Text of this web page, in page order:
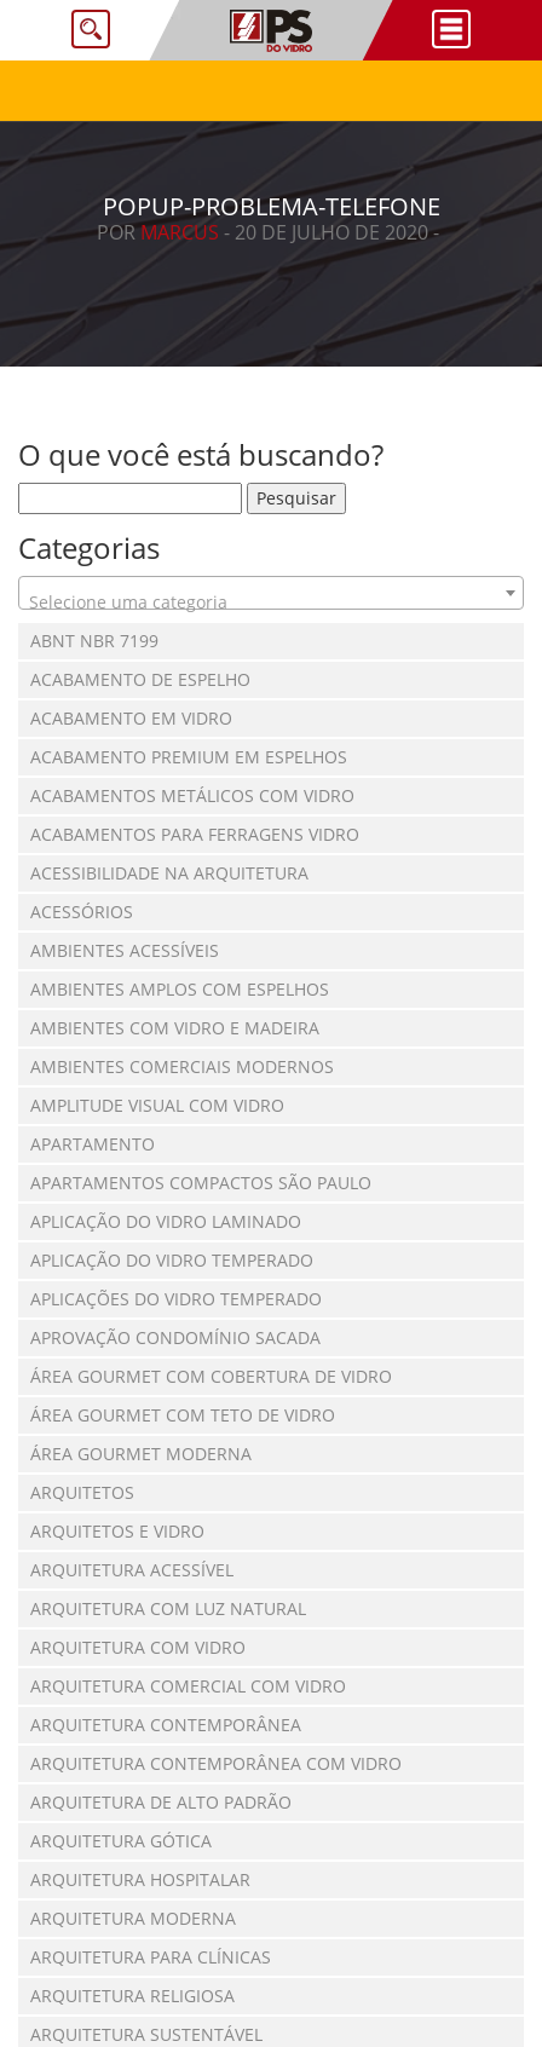
POPUP-PROBLEMA-TELEFONE
PORMARCUS - 20 DE JULHO DE 2020 -
O que você está buscando?
Categorias
Selecione uma categoria
ABNT NBR 7199
ACABAMENTO DE ESPELHO
ACABAMENTO EM VIDRO
ACABAMENTO PREMIUM EM ESPELHOS
ACABAMENTOS METÁLICOS COM VIDRO
ACABAMENTOS PARA FERRAGENS VIDRO
ACESSIBILIDADE NA ARQUITETURA
ACESSÓRIOS
AMBIENTES ACESSÍVEIS
AMBIENTES AMPLOS COM ESPELHOS
AMBIENTES COM VIDRO E MADEIRA
AMBIENTES COMERCIAIS MODERNOS
AMPLITUDE VISUAL COM VIDRO
APARTAMENTO
APARTAMENTOS COMPACTOS SÃO PAULO
APLICAÇÃO DO VIDRO LAMINADO
APLICAÇÃO DO VIDRO TEMPERADO
APLICAÇÕES DO VIDRO TEMPERADO
APROVAÇÃO CONDOMÍNIO SACADA
ÁREA GOURMET COM COBERTURA DE VIDRO
ÁREA GOURMET COM TETO DE VIDRO
ÁREA GOURMET MODERNA
ARQUITETOS
ARQUITETOS E VIDRO
ARQUITETURA ACESSÍVEL
ARQUITETURA COM LUZ NATURAL
ARQUITETURA COM VIDRO
ARQUITETURA COMERCIAL COM VIDRO
ARQUITETURA CONTEMPORÂNEA
ARQUITETURA CONTEMPORÂNEA COM VIDRO
ARQUITETURA DE ALTO PADRÃO
ARQUITETURA GÓTICA
ARQUITETURA HOSPITALAR
ARQUITETURA MODERNA
ARQUITETURA PARA CLÍNICAS
ARQUITETURA RELIGIOSA
ARQUITETURA SUSTENTÁVEL